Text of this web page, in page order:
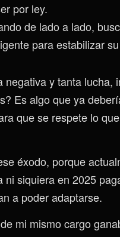
por ley.
de lado a lado,
para estabilizar
y tanta lucha,
Es algo que ya
que se respete lo
éxodo, porque
siquiera en 2025
a poder adaptarse.
mi mismo cargo